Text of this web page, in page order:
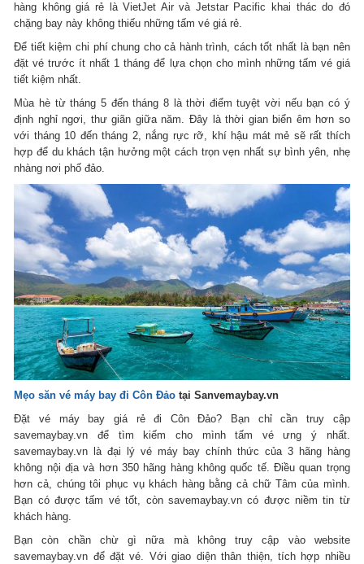
hàng không giá rẻ là VietJet Air và Jetstar Pacific khai thác do đó
chặng bay này không thiếu những tấm vé giá rẻ.
Để tiết kiệm chi phí chung cho cả hành trình, cách tốt nhất là bạn nên
đặt vé trước ít nhất 1 tháng để lựa chọn cho mình những tấm vé giá
tiết kiệm nhất.
Mùa hè từ tháng 5 đến tháng 8 là thời điểm tuyệt vời nếu bạn có ý
định nghỉ ngơi, thư giãn giữa năm. Đây là thời gian biển êm hơn so
với tháng 10 đến tháng 2, nắng rực rỡ, khí hậu mát mẻ sẽ rất thích
hợp để du khách tận hưởng một cách trọn vẹn nhất sự bình yên, nhẹ
nhàng nơi phố đảo.
Mẹo săn vé máy bay đi Côn Đảo tại Sanvemaybay.vn
Đặt vé máy bay giá rẻ đi Côn Đảo? Bạn chỉ cần truy cập
savemaybay.vn để tìm kiếm cho mình tấm vé ưng ý nhất.
savemaybay.vn là đại lý vé máy bay chính thức của 3 hãng hàng
không nội địa và hơn 350 hãng hàng không quốc tế. Điều quan trọng
hơn cả, chúng tôi phục vụ khách hàng bằng cả chữ Tâm của mình.
Bạn có được tấm vé tốt, còn savemaybay.vn có được niềm tin từ
khách hàng.
Bạn còn chần chừ gì nữa mà không truy cập vào website
savemaybay.vn để đặt vé. Với giao diện thân thiện, tích hợp nhiều